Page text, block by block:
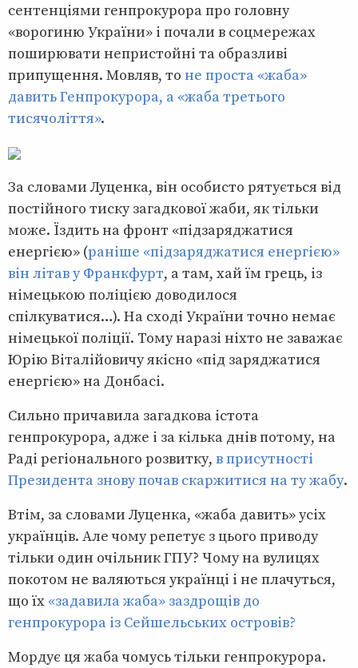
сентенціями генпрокурора про головну
«ворогиню України» і почали в соцмережах
поширювати непристойні та образливі
припущення. Мовляв, то не проста «жаба»
давить Генпрокурора, а «жаба третього
тисячоліття».
За словами Луценка, він особисто рятується від
постійного тиску загадкової жаби, як тільки
може. Їздить на фронт «підзаряджатися
енергією» (раніше «підзаряджатися енергією»
він літав у Франкфурт, а там, хай їм грець, із
німецькою поліцією доводилося
спілкуватися…). На сході України точно немає
німецької поліції. Тому наразі ніхто не заважає
Юрію Віталійовичу якісно «під заряджатися
енергією» на Донбасі.
Сильно причавила загадкова істота
генпрокурора, адже і за кілька днів потому, на
Раді регіонального розвитку, в присутності
Президента знову почав скаржитися на ту жабу.
Втім, за словами Луценка, «жаба давить» усіх
українців. Але чому репетує з цього приводу
тільки один очільник ГПУ? Чому на вулицях
покотом не валяються українці і не плачуться,
що їх «задавила жаба» заздрощів до
генпрокурора із Сейшельських островів?
Мордує ця жаба чомусь тільки генпрокурора.